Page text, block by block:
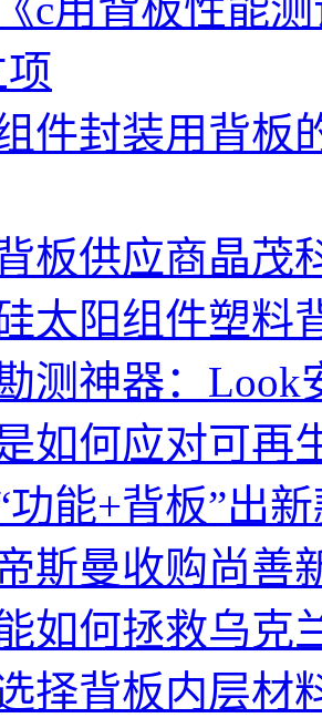
c用背板性能
件封装用背板
板供应商晶茂
太阳组件塑料
测神器：Look
如何应对可再
功能+背板”出
斯曼收购尚善
如何拯救乌克
择背板内层材